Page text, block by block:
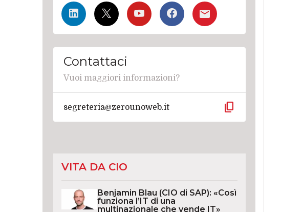
Contattaci
Vuoi maggiori informazioni?
segreteria@zerounoweb.it content_copy
VITA DA CIO
Benjamin Blau (CIO di SAP): «Così
funziona l’IT di una
multinazionale che vende IT»